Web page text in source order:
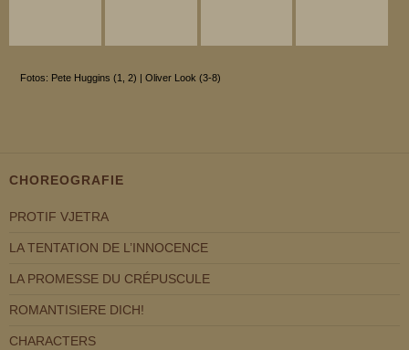
Fotos: Pete Huggins (1, 2) | Oliver Look (3-8)
CHOREOGRAFIE
PROTIF VJETRA
LA TENTATION DE L’INNOCENCE
LA PROMESSE DU CRÉPUSCULE
ROMANTISIERE DICH!
CHARACTERS